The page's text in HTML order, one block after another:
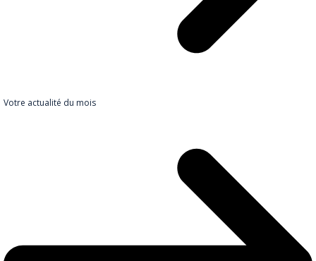
Votre actualité du mois